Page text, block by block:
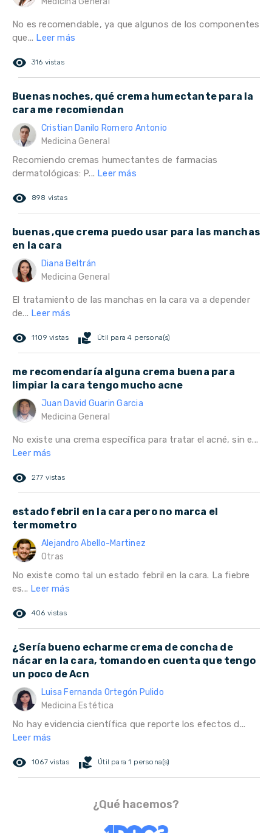
No es recomendable, ya que algunos de los componentes
que... Leer más
remove_red_eye 316 vistas
Buenas noches, qué crema humectante para la
cara me recomiendan
Cristian Danilo Romero Antonio
Medicina General
Recomiendo cremas humectantes de farmacias
dermatológicas: P... Leer más
remove_red_eye 898 vistas
buenas ,que crema puedo usar para las manchas
en la cara
Diana Beltrán
Medicina General
El tratamiento de las manchas en la cara va a depender
de... Leer más
remove_red_eye 1109 vistas volunteer_activism Útil para 4 persona(s)
me recomendaría alguna crema buena para
limpiar la cara tengo mucho acne
Juan David Guarin Garcia
Medicina General
No existe una crema específica para tratar el acné, sin e...
Leer más
remove_red_eye 277 vistas
estado febril en la cara pero no marca el
termometro
Alejandro Abello-Martinez
Otras
No existe como tal un estado febril en la cara. La fiebre
es... Leer más
remove_red_eye 406 vistas
¿Sería bueno echarme crema de concha de
nácar en la cara, tomando en cuenta que tengo
un poco de Acn
Luisa Fernanda Ortegón Pulido
Medicina Estética
No hay evidencia científica que reporte los efectos d...
Leer más
remove_red_eye 1067 vistas volunteer_activism Útil para 1 persona(s)
¿Qué hacemos?